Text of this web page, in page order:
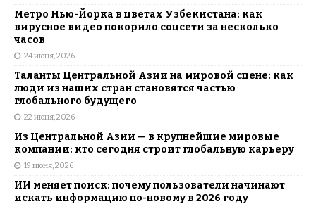
Метро Нью-Йорка в цветах Узбекистана: как
вирусное видео покорило соцсети за несколько
часов
24 июня, 2026
Таланты Центральной Азии на мировой сцене: как
люди из наших стран становятся частью
глобального будущего
22 июня, 2026
Из Центральной Азии — в крупнейшие мировые
компании: кто сегодня строит глобальную карьеру
19 июня, 2026
ИИ меняет поиск: почему пользователи начинают
искать информацию по-новому в 2026 году